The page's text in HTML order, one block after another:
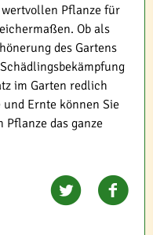
Pflanze für
Ob als
des Gartens
im Garten redlich
Ernte können Sie
Pflanze das ganze